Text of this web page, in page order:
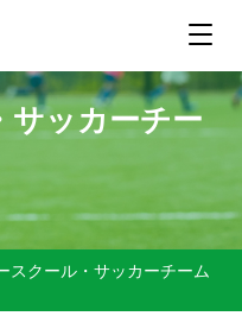
サッカーチー
スクール・サッカーチーム